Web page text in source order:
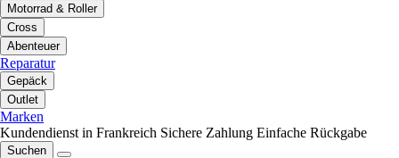
Motorrad & Roller
Cross
Abenteuer
Reparatur
Gepäck
Outlet
Marken
Kundendienst in Frankreich Sichere Zahlung Einfache Rückgabe
Suchen